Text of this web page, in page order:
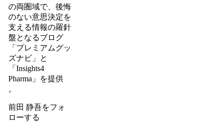
の両圏域で、後悔
のない意思決定を
支える情報の羅針
盤となるブログ
「プレミアムグッ
ズナビ」と
「Insights4
Pharma」を提供
。
前田 静吾をフォ
ローする